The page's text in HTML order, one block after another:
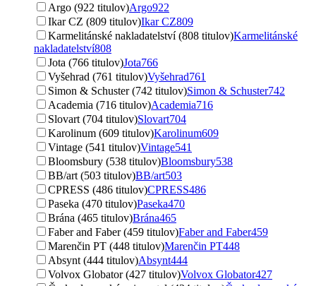
Argo (922 titulov)Argo922
Ikar CZ (809 titulov)Ikar CZ809
Karmelitánské nakladatelství (808 titulov)Karmelitánské
nakladatelství808
Jota (766 titulov)Jota766
Vyšehrad (761 titulov)Vyšehrad761
Simon & Schuster (742 titulov)Simon & Schuster742
Academia (716 titulov)Academia716
Slovart (704 titulov)Slovart704
Karolinum (609 titulov)Karolinum609
Vintage (541 titulov)Vintage541
Bloomsbury (538 titulov)Bloomsbury538
BB/art (503 titulov)BB/art503
CPRESS (486 titulov)CPRESS486
Paseka (470 titulov)Paseka470
Brána (465 titulov)Brána465
Faber and Faber (459 titulov)Faber and Faber459
Marenčin PT (448 titulov)Marenčin PT448
Absynt (444 titulov)Absynt444
Volvox Globator (427 titulov)Volvox Globator427